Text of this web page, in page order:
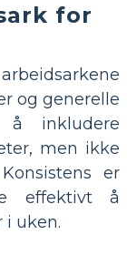
for
og generelle
å inkludere
men ikke
er
effektivt å
i uken.